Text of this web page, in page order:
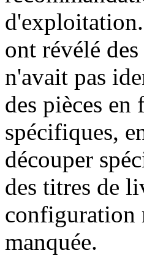
ont révélé
n'avait pas
des pièces en
spécifiques,
découper
des titres de
configuration
manquée.